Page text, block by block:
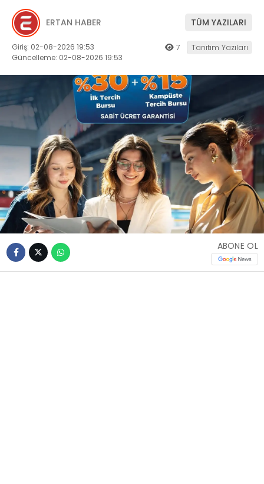
ERTAN HABER TÜM YAZILARI
Giriş: 02-08-2026 19:53
Güncelleme: 02-08-2026 19:53
7 Tanıtım Yazıları
ABONE OL